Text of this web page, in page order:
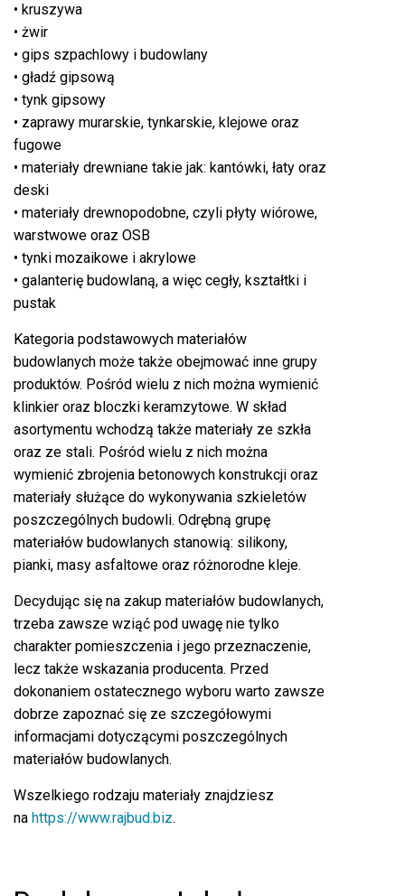
• kruszywa
• żwir
• gips szpachlowy i budowlany
• gładź gipsową
• tynk gipsowy
• zaprawy murarskie, tynkarskie, klejowe oraz
fugowe
• materiały drewniane takie jak: kantówki, łaty oraz
deski
• materiały drewnopodobne, czyli płyty wiórowe,
warstwowe oraz OSB
• tynki mozaikowe i akrylowe
• galanterię budowlaną, a więc cegły, kształtki i
pustak
Kategoria podstawowych materiałów
budowlanych może także obejmować inne grupy
produktów. Pośród wielu z nich można wymienić
klinkier oraz bloczki keramzytowe. W skład
asortymentu wchodzą także materiały ze szkła
oraz ze stali. Pośród wielu z nich można
wymienić zbrojenia betonowych konstrukcji oraz
materiały służące do wykonywania szkieletów
poszczególnych budowli. Odrębną grupę
materiałów budowlanych stanowią: silikony,
pianki, masy asfaltowe oraz różnorodne kleje.
Decydując się na zakup materiałów budowlanych,
trzeba zawsze wziąć pod uwagę nie tylko
charakter pomieszczenia i jego przeznaczenie,
lecz także wskazania producenta. Przed
dokonaniem ostatecznego wyboru warto zawsze
dobrze zapoznać się ze szczegółowymi
informacjami dotyczącymi poszczególnych
materiałów budowlanych.
Wszelkiego rodzaju materiały znajdziesz
na https://www.rajbud.biz.